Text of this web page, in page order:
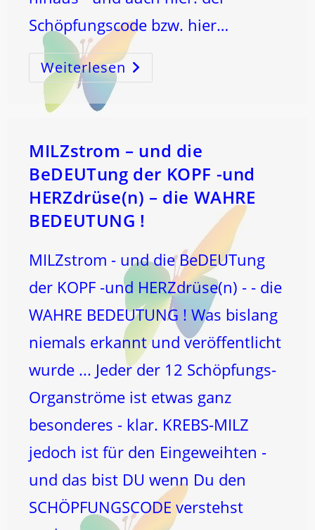
Schöpfungscode bzw. hier…
Weiterlesen Der
21.
Juni
Des
LICHTS
MILZstrom – und die
BeDEUTung der KOPF -und
HERZdrüse(n) – die WAHRE
BEDEUTUNG !
MILZstrom - und die BeDEUTung
der KOPF -und HERZdrüse(n) - - die
WAHRE BEDEUTUNG ! Was bislang
niemals erkannt und veröffentlicht
wurde ... Jeder der 12 Schöpfungs-
Organströme ist etwas ganz
besonderes - klar. KREBS-MILZ
jedoch ist für den Eingeweihten -
und das bist DU wenn Du den
SCHÖPFUNGSCODE verstehst